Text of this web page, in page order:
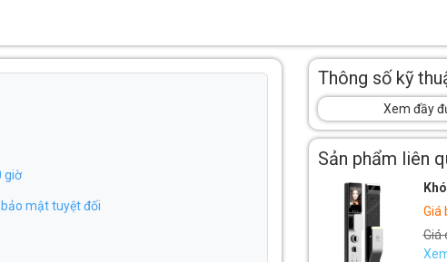
giờ
mật tuyệt đối
Thông số kỹ
Xem đầy
Sản phẩm liên
Giá
Giá